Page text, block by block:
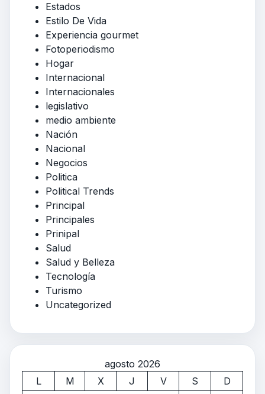
Estados
Estilo De Vida
Experiencia gourmet
Fotoperiodismo
Hogar
Internacional
Internacionales
legislativo
medio ambiente
Nación
Nacional
Negocios
Politica
Political Trends
Principal
Principales
Prinipal
Salud
Salud y Belleza
Tecnología
Turismo
Uncategorized
agosto 2026
L
M X J V S
D